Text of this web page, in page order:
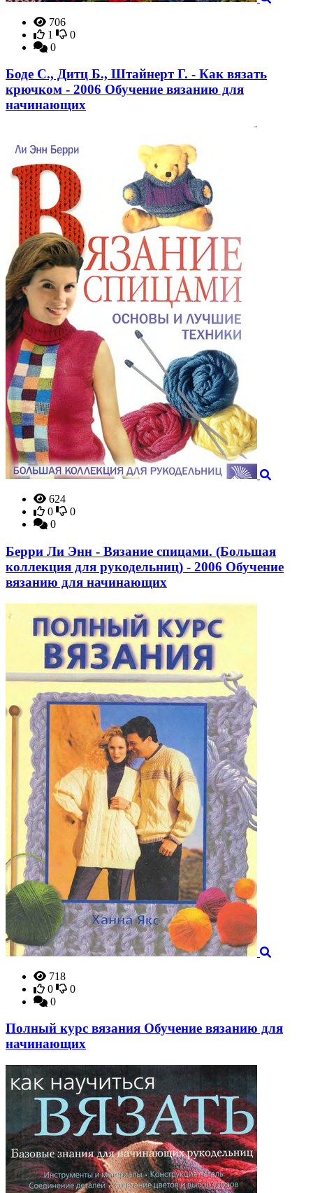
706
1
0
0
Боде C., Дитц Б., Штайнерт Г. - Как вязать
крючком - 2006 Обучение вязанию для
начинающих
624
0
0
0
Берри Ли Энн - Вязание спицами. (Большая
коллекция для рукодельниц) - 2006 Обучение
вязанию для начинающих
718
0
0
0
Полный курс вязания Обучение вязанию для
начинающих